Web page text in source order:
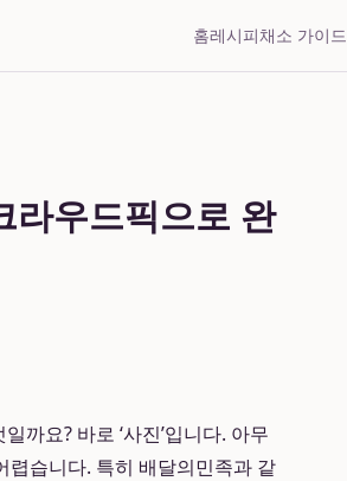
홈레시피채소 가이드
라우드픽으로 완
까요? 바로 ‘사진’입니다. 아무
렵습니다. 특히 배달의민족과 같